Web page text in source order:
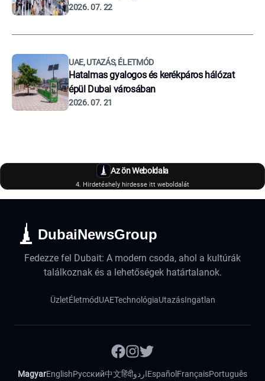
2026. 07. 22
UAE, UTAZÁS, ÉLETMÓD
Hatalmas gyalogos és kerékpáros hálózat
épül Dubai városában
2026. 07. 21
Az ön Weboldala
4. Hirdetéshely hirdesse itt weboldalát
DubaiNewsGroup
Fedezze fel Dubait: A modern csoda, ahol a kultúrák
találkoznak és a lehetőségek határtalanok.
ÜzletÉletmódUAETechnológiaUtazásIngatlan
MagyarEnglishРусский中文हिंदीاردوEspañol FrançaisPortuguês